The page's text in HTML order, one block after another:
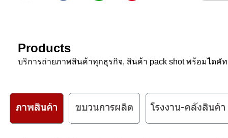
Products
บริการถ่ายภาพสินค้าทุกธุรกิจ, สินค้า pack shot พร้อมได